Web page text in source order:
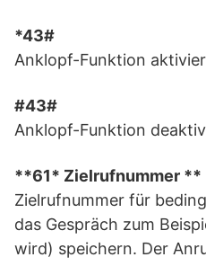
*43#
Anklopf-Funktion
#43#
Anklopf-Funktion
**61* Zielrufnummer **
Zielrufnummer für
das Gespräch zum
wird) speichern. Der